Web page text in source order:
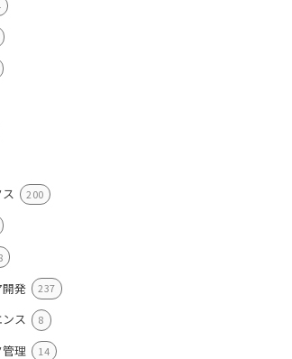
200
発 237
ス 8
理 14